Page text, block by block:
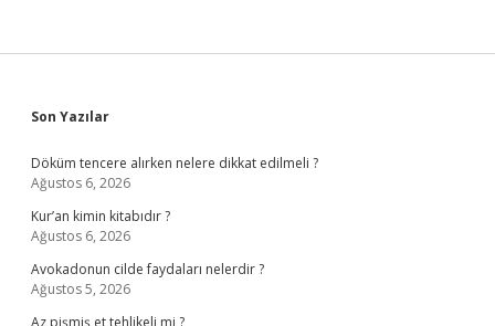
Sidebar
Son Yazılar
Döküm tencere alırken nelere dikkat edilmeli ?
Ağustos 6, 2026
Kur’an kimin kitabıdır ?
Ağustos 6, 2026
Avokadonun cilde faydaları nelerdir ?
Ağustos 5, 2026
Az pişmiş et tehlikeli mi ?